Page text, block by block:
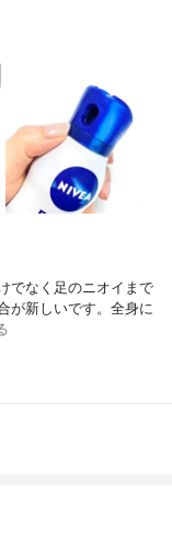
でなく足のニオイまで
が新しいです。全身に